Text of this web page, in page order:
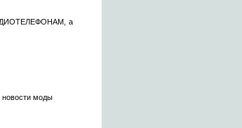
а
новости моды